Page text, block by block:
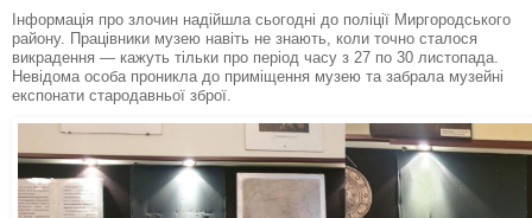
Інформація про злочин надійшла сьогодні до поліції Миргородського
району. Працівники музею навіть не знають, коли точно сталося
викрадення — кажуть тільки про період часу з 27 по 30 листопада.
Невідома особа проникла до приміщення музею та забрала музейні
експонати стародавньої зброї.